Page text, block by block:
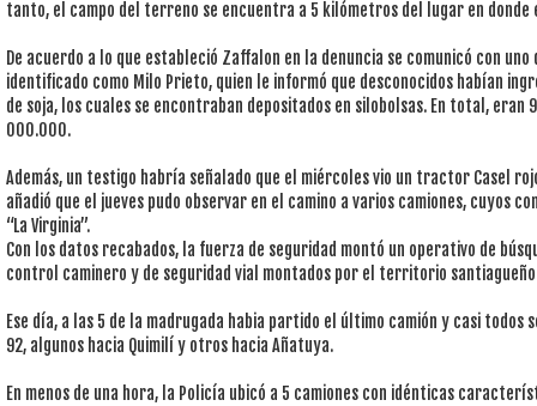
tanto, el campo del terreno se encuentra a 5 kilómetros del lugar en donde
De acuerdo a lo que estableció Zaffalon en la denuncia se comunicó con
identificado como Milo Prieto, quien le informó que desconocidos habían
de soja, los cuales se encontraban depositados en silobolsas. En total, eran
000.000.
Además, un testigo habría señalado que el miércoles vio un tractor Casel
añadió que el jueves pudo observar en el camino a varios camiones, cuyos
“La Virginia”.
Con los datos recabados, la fuerza de seguridad montó un operativo de
control caminero y de seguridad vial montados por el territorio
Ese día, a las 5 de la madrugada habia partido el último camión y casi
92, algunos hacia Quimilí y otros hacia Añatuya.
En menos de una hora, la Policía ubicó a 5 camiones con idénticas